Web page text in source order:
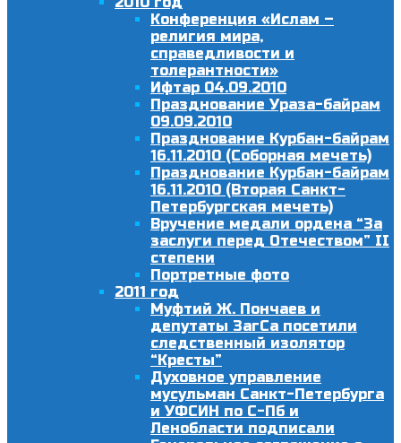
Конференция «Ислам –
религия мира,
справедливости и
толерантности»
Ифтар 04.09.2010
Празднование Ураза-байрам
09.09.2010
Празднование Курбан-байрам
16.11.2010 (Соборная мечеть)
Празднование Курбан-байрам
16.11.2010 (Вторая Санкт-
Петербургская мечеть)
Вручение медали ордена “За
заслуги перед Отечеством” II
степени
Портретные фото
2011 год
Муфтий Ж. Пончаев и
депутаты ЗагСа посетили
следственный изолятор
“Кресты”
Духовное управление
мусульман Санкт-Петербурга
и УФСИН по С-Пб и
Ленобласти подписали